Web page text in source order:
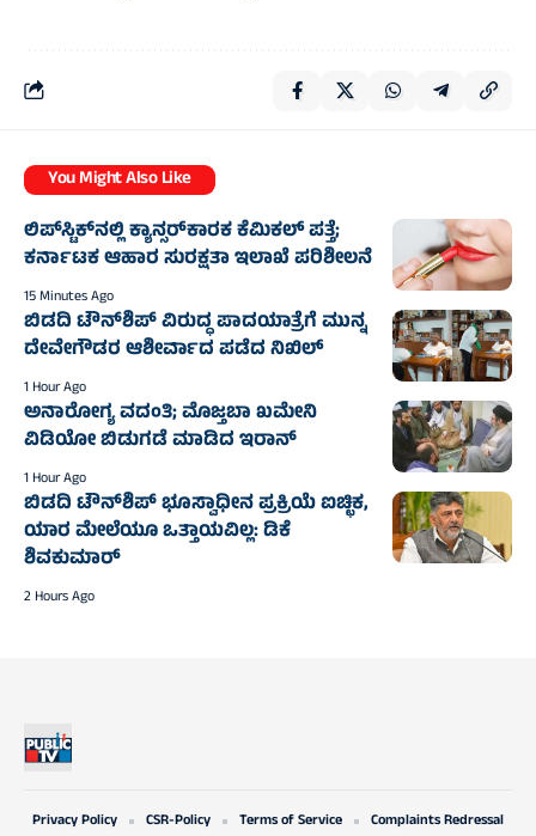
You Might Also Like
ಲಿಪ್‌ಸ್ಟಿಕ್‌ನಲ್ಲಿ ಕ್ಯಾನ್ಸರ್‌ಕಾರಕ ಕೆಮಿಕಲ್ ಪತ್ತೆ;
ಕರ್ನಾಟಕ ಆಹಾರ ಸುರಕ್ಷತಾ ಇಲಾಖೆ ಪರಿಶೀಲನೆ
15 Minutes Ago
ಬಿಡದಿ ಟೌನ್‌ಶಿಪ್ ವಿರುದ್ಧ ಪಾದಯಾತ್ರೆಗೆ ಮುನ್ನ
ದೇವೇಗೌಡರ ಆಶೀರ್ವಾದ ಪಡೆದ ನಿಖಿಲ್
1 Hour Ago
ಅನಾರೋಗ್ಯ ವದಂತಿ; ಮೊಜ್ತಬಾ ಖಮೇನಿ
ವಿಡಿಯೋ ಬಿಡುಗಡೆ ಮಾಡಿದ ಇರಾನ್
1 Hour Ago
ಬಿಡದಿ ಟೌನ್‌ಶಿಪ್‌ ಭೂಸ್ವಾಧೀನ ಪ್ರಕ್ರಿಯೆ ಐಚ್ಛಿಕ,
ಯಾರ ಮೇಲೆಯೂ ಒತ್ತಾಯವಿಲ್ಲ: ಡಿಕೆ
ಶಿವಕುಮಾರ್‌
2 Hours Ago
Privacy Policy CSR-Policy Terms of Service
Complaints Redressal